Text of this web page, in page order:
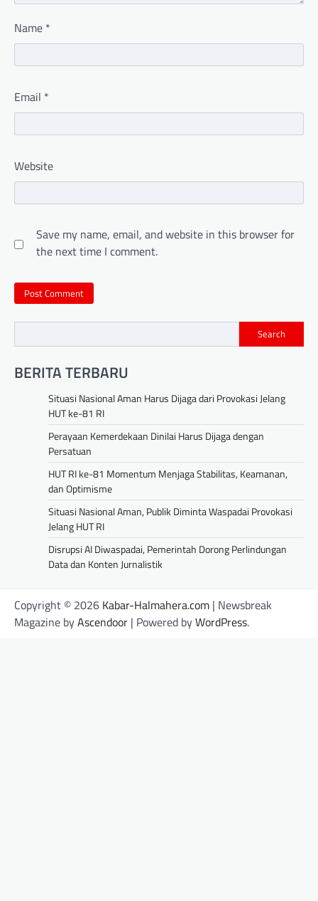
Name *
Email *
Website
Save my name, email, and website in this browser for
the next time I comment.
Search
BERITA TERBARU
Situasi Nasional Aman Harus Dijaga dari Provokasi Jelang
HUT ke-81 RI
Perayaan Kemerdekaan Dinilai Harus Dijaga dengan
Persatuan
HUT RI ke-81 Momentum Menjaga Stabilitas, Keamanan,
dan Optimisme
Situasi Nasional Aman, Publik Diminta Waspadai Provokasi
Jelang HUT RI
Disrupsi AI Diwaspadai, Pemerintah Dorong Perlindungan
Data dan Konten Jurnalistik
Copyright © 2026 Kabar-Halmahera.com | Newsbreak
Magazine byAscendoor | Powered byWordPress.